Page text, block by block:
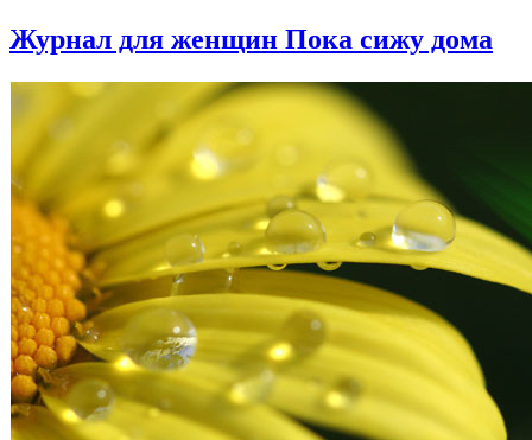
Журнал для женщин Пока сижу дома